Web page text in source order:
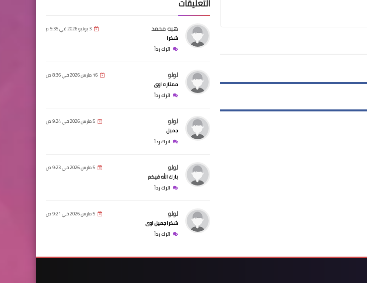
التعليقات
هبه محمد 3 يونيو 2026 في 5:35 م
شكرا
اترك رداً
لولو 16 مارس 2026 في 8:36 ص
ممتازه اوى
اترك رداً
لولو 5 مارس 2026 في 9:24 ص
جميل
اترك رداً
لولو 5 مارس 2026 في 9:23 ص
بارك الله فيكم
اترك رداً
لولو 5 مارس 2026 في 9:21 ص
شكرا جميل اوى
اترك رداً